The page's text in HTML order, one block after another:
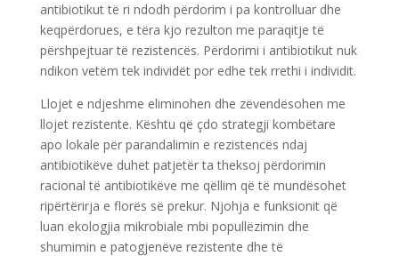
antibiotikut të ri ndodh përdorim i pa kontrolluar dhe
keqpërdorues, e tëra kjo rezulton me paraqitje të
përshpejtuar të rezistencës. Përdorimi i antibiotikut nuk
ndikon vetëm tek individët por edhe tek rrethi i individit.
Llojet e ndjeshme eliminohen dhe zëvendësohen me
llojet rezistente. Kështu që çdo strategji kombëtare
apo lokale për parandalimin e rezistencës ndaj
antibiotikëve duhet patjetër ta theksoj përdorimin
racional të antibiotikëve me qëllim që të mundësohet
ripërtërirja e florës së prekur. Njohja e funksionit që
luan ekologjia mikrobiale mbi popullëzimin dhe
shumimin e patogjenëve rezistente dhe të